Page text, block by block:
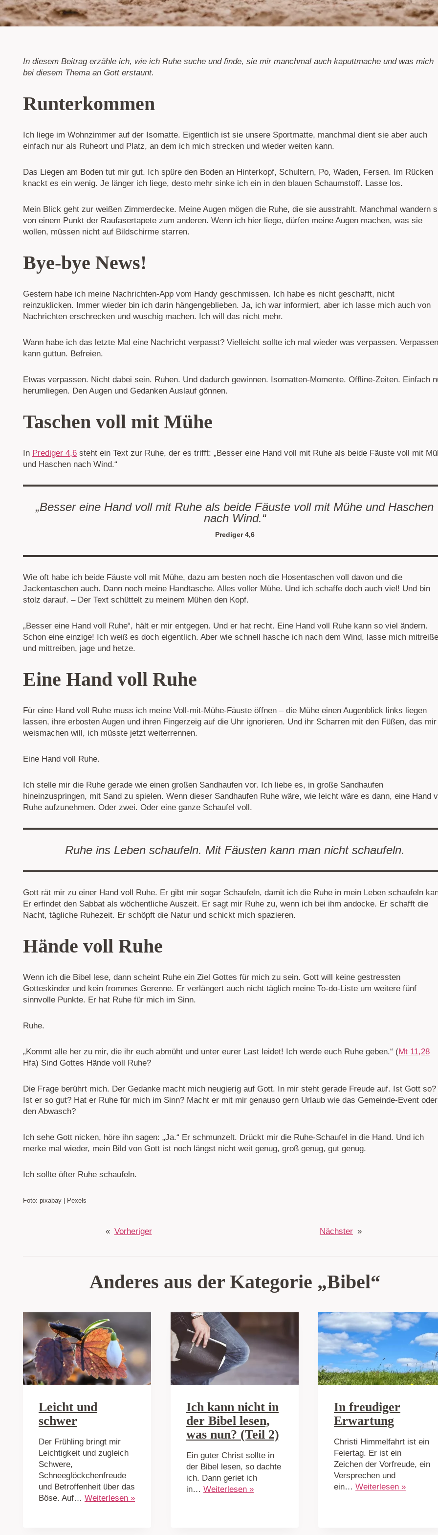
In diesem Beitrag erzähle ich, wie ich Ruhe suche und finde, sie mir manchmal auch kaputtmache und was mich
bei diesem Thema an Gott erstaunt.
Runterkommen
Ich liege im Wohnzimmer auf der Isomatte. Eigentlich ist sie unsere Sportmatte, manchmal dient sie aber auch
einfach nur als Ruheort und Platz, an dem ich mich strecken und wieder weiten kann.
Das Liegen am Boden tut mir gut. Ich spüre den Boden an Hinterkopf, Schultern, Po, Waden, Fersen. Im Rücken
knackt es ein wenig. Je länger ich liege, desto mehr sinke ich ein in den blauen Schaumstoff. Lasse los.
Mein Blick geht zur weißen Zimmerdecke. Meine Augen mögen die Ruhe, die sie ausstrahlt. Manchmal wandern
von einem Punkt der Raufasertapete zum anderen. Wenn ich hier liege, dürfen meine Augen machen, was sie
wollen, müssen nicht auf Bildschirme starren.
Bye-bye News!
Gestern habe ich meine Nachrichten-App vom Handy geschmissen. Ich habe es nicht geschafft, nicht
reinzuklicken. Immer wieder bin ich darin hängengeblieben. Ja, ich war informiert, aber ich lasse mich auch von
Nachrichten erschrecken und wuschig machen. Ich will das nicht mehr.
Wann habe ich das letzte Mal eine Nachricht verpasst? Vielleicht sollte ich mal wieder was verpassen. Verpassen
kann guttun. Befreien.
Etwas verpassen. Nicht dabei sein. Ruhen. Und dadurch gewinnen. Isomatten-Momente. Offline-Zeiten. Einfach
herumliegen. Den Augen und Gedanken Auslauf gönnen.
Taschen voll mit Mühe
In Prediger 4,6 steht ein Text zur Ruhe, der es trifft: „Besser eine Hand voll mit Ruhe als beide Fäuste voll mit
und Haschen nach Wind.“
„Besser eine Hand voll mit Ruhe als beide Fäuste voll mit Mühe und Haschen
nach Wind.“
Prediger 4,6
Wie oft habe ich beide Fäuste voll mit Mühe, dazu am besten noch die Hosentaschen voll davon und die
Jackentaschen auch. Dann noch meine Handtasche. Alles voller Mühe. Und ich schaffe doch auch viel! Und bin
stolz darauf. – Der Text schüttelt zu meinem Mühen den Kopf.
„Besser eine Hand voll Ruhe“, hält er mir entgegen. Und er hat recht. Eine Hand voll Ruhe kann so viel ändern.
Schon eine einzige! Ich weiß es doch eigentlich. Aber wie schnell hasche ich nach dem Wind, lasse mich
und mittreiben, jage und hetze.
Eine Hand voll Ruhe
Für eine Hand voll Ruhe muss ich meine Voll-mit-Mühe-Fäuste öffnen – die Mühe einen Augenblick links liegen
lassen, ihre erbosten Augen und ihren Fingerzeig auf die Uhr ignorieren. Und ihr Scharren mit den Füßen, das mir
weismachen will, ich müsste jetzt weiterrennen.
Eine Hand voll Ruhe.
Ich stelle mir die Ruhe gerade wie einen großen Sandhaufen vor. Ich liebe es, in große Sandhaufen
hineinzuspringen, mit Sand zu spielen. Wenn dieser Sandhaufen Ruhe wäre, wie leicht wäre es dann, eine Hand
Ruhe aufzunehmen. Oder zwei. Oder eine ganze Schaufel voll.
Ruhe ins Leben schaufeln. Mit Fäusten kann man nicht schaufeln.
Gott rät mir zu einer Hand voll Ruhe. Er gibt mir sogar Schaufeln, damit ich die Ruhe in mein Leben schaufeln
Er erfindet den Sabbat als wöchentliche Auszeit. Er sagt mir Ruhe zu, wenn ich bei ihm andocke. Er schafft die
Nacht, tägliche Ruhezeit. Er schöpft die Natur und schickt mich spazieren.
Hände voll Ruhe
Wenn ich die Bibel lese, dann scheint Ruhe ein Ziel Gottes für mich zu sein. Gott will keine gestressten
Gotteskinder und kein frommes Gerenne. Er verlängert auch nicht täglich meine To-do-Liste um weitere fünf
sinnvolle Punkte. Er hat Ruhe für mich im Sinn.
Ruhe.
„Kommt alle her zu mir, die ihr euch abmüht und unter eurer Last leidet! Ich werde euch Ruhe geben.“ (Mt 11,28
Hfa) Sind Gottes Hände voll Ruhe?
Die Frage berührt mich. Der Gedanke macht mich neugierig auf Gott. In mir steht gerade Freude auf. Ist Gott so?
Ist er so gut? Hat er Ruhe für mich im Sinn? Macht er mit mir genauso gern Urlaub wie das Gemeinde-Event oder
den Abwasch?
Ich sehe Gott nicken, höre ihn sagen: „Ja.“ Er schmunzelt. Drückt mir die Ruhe-Schaufel in die Hand. Und ich
merke mal wieder, mein Bild von Gott ist noch längst nicht weit genug, groß genug, gut genug.
Ich sollte öfter Ruhe schaufeln.
Foto: pixabay | Pexels
« Vorheriger Nächster »
Anderes aus der Kategorie „Bibel“
Leicht und
schwer
Der Frühling bringt mir
Leichtigkeit und zugleich
Schwere,
Schneeglöckchenfreude
und Betroffenheit über das
Böse. Auf… Weiterlesen »
Ich kann nicht in
der Bibel lesen,
was nun? (Teil 2)
Ein guter Christ sollte in
der Bibel lesen, so dachte
ich. Dann geriet ich
in… Weiterlesen »
In freudiger
Erwartung
Christi Himmelfahrt ist ein
Feiertag. Er ist ein
Zeichen der Vorfreude, ein
Versprechen und
ein… Weiterlesen »